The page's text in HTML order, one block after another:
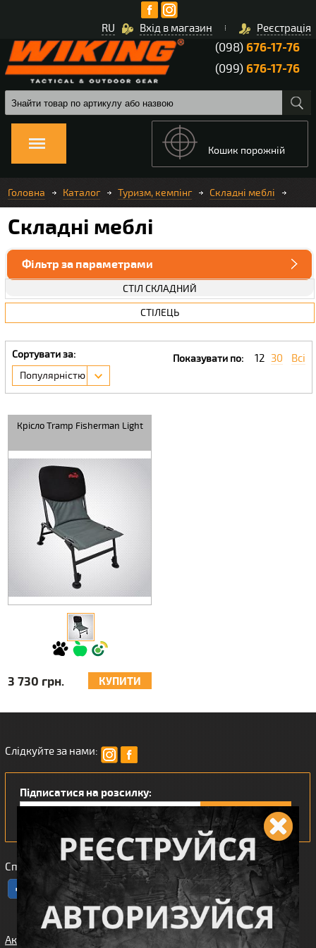
Вхід в магазин Реєстрація
RU
(098)676-17-76
(099)676-17-76
Кошик порожній
Головна Каталог Туризм, кемпінг Складні меблі
Складні меблі
Фільтр за параметрами
СТІЛ СКЛАДНИЙ
СТІЛЕЦЬ
Сортувати за:
Популярністю
Показувати по: 12 30 Всі
Крісло Tramp Fisherman Light
3 730 грн. КУПИТИ
Слідкуйте за нами:
Підписатися на розсилку:
Сподобався наш інтернет магазин?
Акції Спорядження Про нас